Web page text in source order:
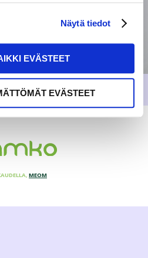
Näytä tiedot
EVÄSTEET
EVÄSTEET
MEOM